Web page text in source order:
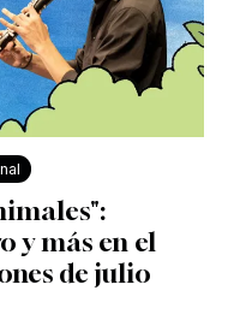
y más en el
de julio